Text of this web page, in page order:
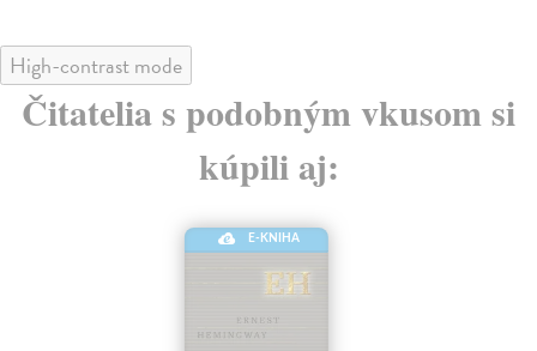
High-contrast mode
Čitatelia s podobným vkusom si
kúpili aj:
E-KNIHA